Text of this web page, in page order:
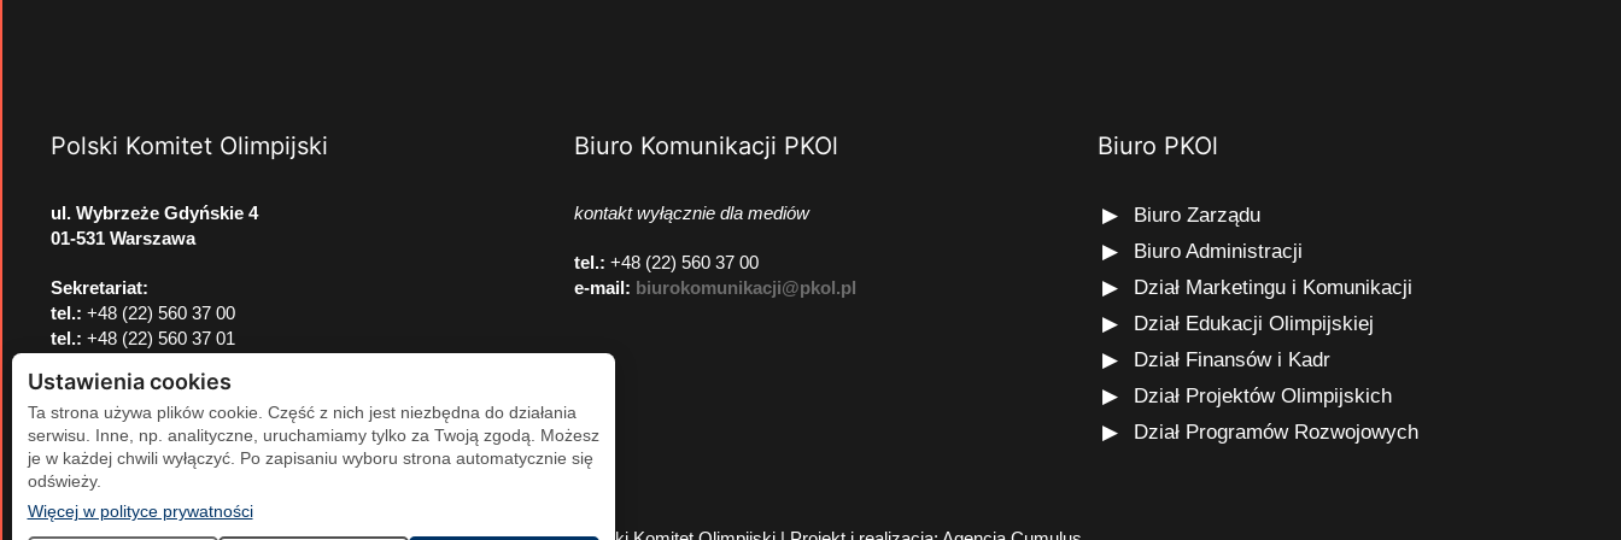
Polski Komitet Olimpijski
ul. Wybrzeże Gdyńskie 4
01-531 Warszawa
Sekretariat:
tel.: +48 (22) 560 37 00
tel.: +48 (22) 560 37 01
Biuro Komunikacji PKOl
kontakt wyłącznie dla mediów
tel.: +48 (22) 560 37 00
e-mail: biurokomunikacji@pkol.pl
Biuro PKOl
Biuro Zarządu
Biuro Administracji
Dział Marketingu i Komunikacji
Dział Edukacji Olimpijskiej
Dział Finansów i Kadr
Dział Projektów Olimpijskich
Dział Programów Rozwojowych
Ustawienia cookies
Ta strona używa plików cookie. Część z nich jest niezbędna do działania
serwisu. Inne, np. analityczne, uruchamiamy tylko za Twoją zgodą. Możesz
je w każdej chwili wyłączyć. Po zapisaniu wyboru strona automatycznie się
odświeży.
Więcej w polityce prywatności(otwiera się w nowej karcie)